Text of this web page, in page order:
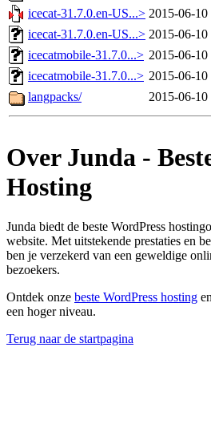
icecat-31.7.0.en-US...> 2015-06-10
icecat-31.7.0.en-US...> 2015-06-10
icecatmobile-31.7.0...> 2015-06-10
icecatmobile-31.7.0...> 2015-06-10
langpacks/
2015-06-10
Over Junda -
Hosting
Junda biedt de beste WordPress
website. Met uitstekende prestaties en
ben je verzekerd van een geweldige
bezoekers.
Ontdek onze beste WordPress hosting
een hoger niveau.
Terug naar de startpagina